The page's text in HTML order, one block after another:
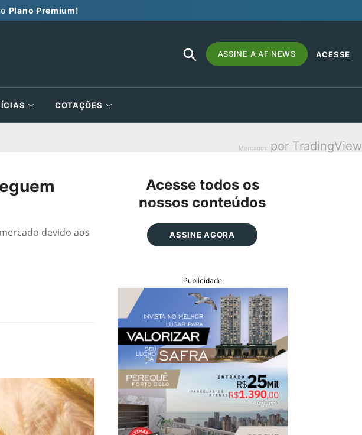
Plano Premium!
Search
for:
SEARCH
BUTTON
ASSINE A AF NEWS ACESSE
COTAÇÕES
Mercados por TradingView
devido aos
Acesse todos os
nossos conteúdos
ASSINE AGORA
Publicidade